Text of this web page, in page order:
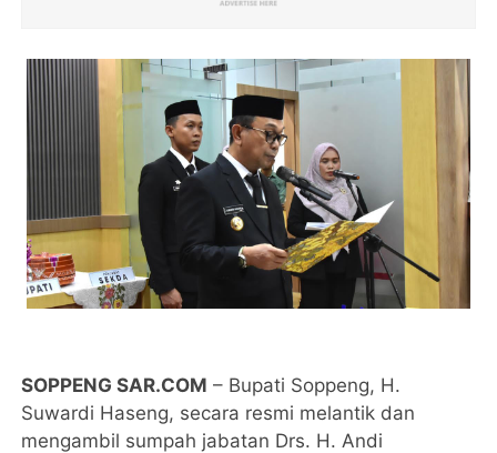
SOPPENG SAR.COM – Bupati Soppeng, H.
Suwardi Haseng, secara resmi melantik dan
mengambil sumpah jabatan Drs. H. Andi